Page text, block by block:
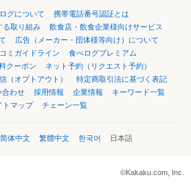
グについて
携帯電話番号認証とは
る取り組み
飲食店・飲食企業様向けサービス
広告（メーカー・団体様等向け）について
ミガイドライン
食べログプレミアム
クーポン
ネット予約（リクエスト予約）
（オプトアウト）
特定商取引法に基づく表記
合わせ 採用情報 企業情報
キーワード一覧
トマップ
チェーン一覧
简体中文 繁體中文 한국어 日本語
©Kakaku.com, Inc.